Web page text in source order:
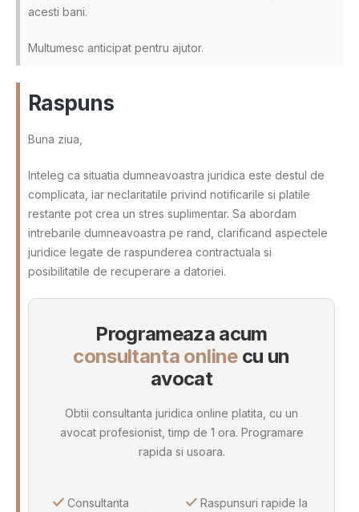
acesti bani.
Multumesc anticipat pentru ajutor.
Raspuns
Buna ziua,
Inteleg ca situatia dumneavoastra juridica este destul de
complicata, iar neclaritatile privind notificarile si platile
restante pot crea un stres suplimentar. Sa abordam
intrebarile dumneavoastra pe rand, clarificand aspectele
juridice legate de raspunderea contractuala si
posibilitatile de recuperare a datoriei.
Programeaza acum
consultanta onlinecu un
avocat
Obtii consultanta juridica online platita, cu un
avocat profesionist, timp de 1 ora. Programare
rapida si usoara.
Consultanta
Raspunsuri rapide la